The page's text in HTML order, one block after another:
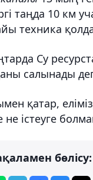
таңда 10 км
техника
Су
салынады
қатар,
не істеуге
бөлісу: